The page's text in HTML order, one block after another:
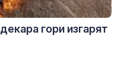
гори изгарят